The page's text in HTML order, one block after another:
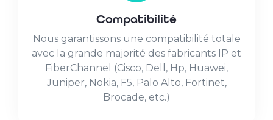
Compatibilité
Nous garantissons une compatibilité totale
avec la grande majorité des fabricants IP et
FiberChannel (Cisco, Dell, Hp, Huawei,
Juniper, Nokia, F5, Palo Alto, Fortinet,
Brocade, etc.)